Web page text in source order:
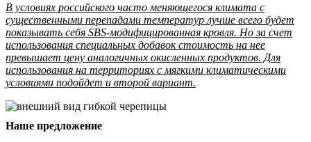
В условиях российского часто меняющегося климата с
существенными перепадами температур лучше всего будет
показывать себя SBS-модифицированная кровля. Но за счет
использования специальных добавок стоимость на нее
превышает цену аналогичных окисленных продуктов. Для
использования на территориях с мягкими климатическими
условиями подойдет и второй вариант.
Наше предложение